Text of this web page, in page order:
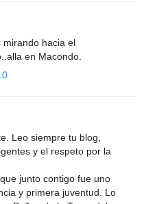
mirando hacia el
en Macondo.
Leo siempre tu blog,
y el respeto por la
junto contigo fue uno
y primera juventud. Lo